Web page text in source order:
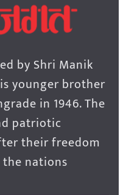
by Shri Manik
younger brother
in 1946. The
patriotic
their freedom
nations